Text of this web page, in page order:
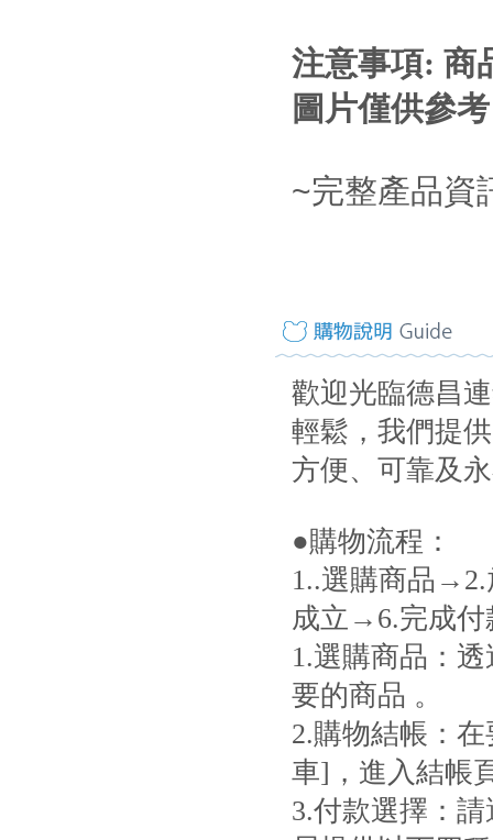
注意事項: 商
圖片僅供參
~完整產品資
歡迎光臨德昌
輕鬆，我們提
方便、可靠及
●購物流程：
1..選購商品
成立→6.完成付
1.選購商品：
要的商品 。
2.購物結帳：
車]，進入結帳
3.付款選擇：